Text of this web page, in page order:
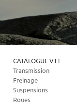
CATALOGUE VTT
Transmission
Freinage
Suspensions
Roues